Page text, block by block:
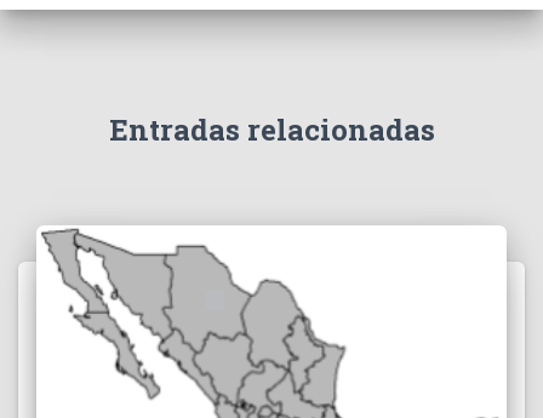
Entradas relacionadas